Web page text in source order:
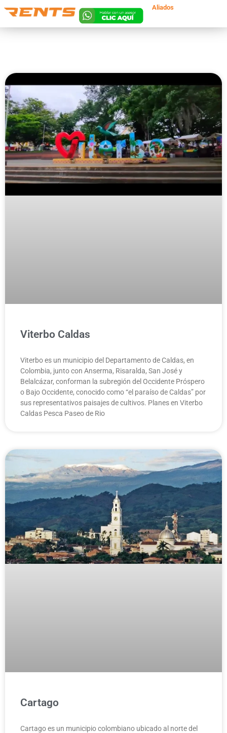
Aliados
Viterbo Caldas
Viterbo es un municipio del Departamento de Caldas, en
Colombia, junto con Anserma, Risaralda, San José y
Belalcázar, conforman la subregión del Occidente Próspero
o Bajo Occidente, conocido como “el paraíso de Caldas” por
sus representativos paisajes de cultivos. Planes en Viterbo
Caldas Pesca Paseo de Rio
Cartago
Cartago es un municipio colombiano ubicado al norte del